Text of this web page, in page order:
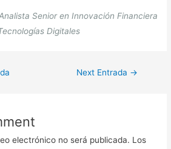
Senior en Innovación Financiera
Digitales
Next Entrada →
electrónico no será publicada. Los